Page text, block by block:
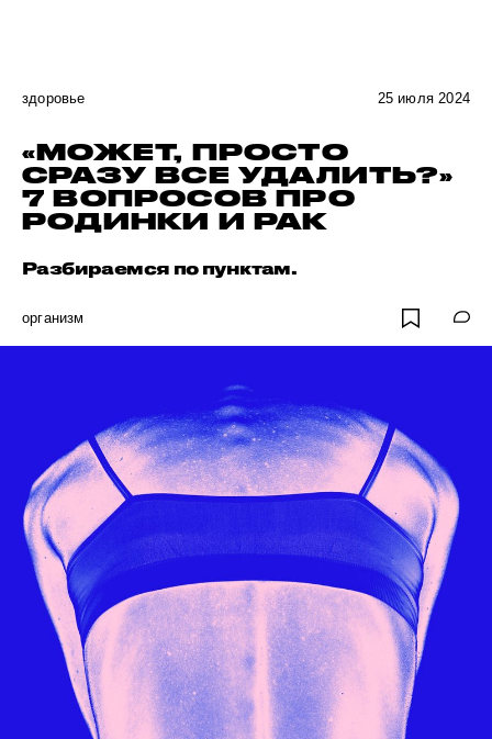
здоровье 25 июля 2024
«МОЖЕТ, ПРОСТО
СРАЗУ ВСЕ УДАЛИТЬ?»
7 ВОПРОСОВ ПРО
РОДИНКИ И РАК
Разбираемся по пунктам.
организм